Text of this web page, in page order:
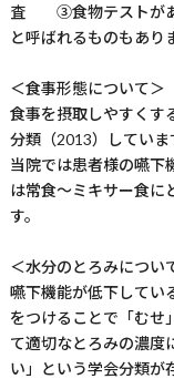
査 ③食物テストがあ
と呼ばれるものもあり
＜食事形態について＞
食事を摂取しやすくす
分類（2013）していま
当院では患者様の嚥下
は常食～ミキサー食に
す。
＜水分のとろみについ
嚥下機能が低下してい
をつけることで「むせ
て適切なとろみの濃度
い」という学会分類が